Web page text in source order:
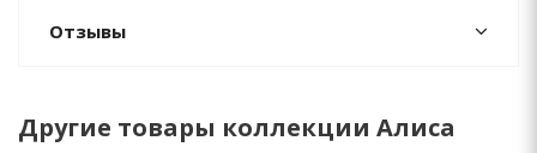
Отзывы
Другие товары коллекции Алиса